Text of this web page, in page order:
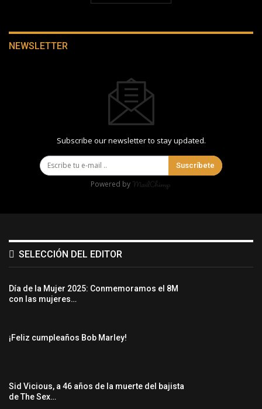
NEWSLETTER
Subscribe our newsletter to stay updated.
Suscríbete
Powered by
SELECCIÓN DEL EDITOR
Día de la Mujer 2025: Conmemoramos el 8M
con las mujeres…
¡Feliz cumpleaños Bob Marley!
Sid Vicious, a 46 años de la muerte del bajista
de The Sex…